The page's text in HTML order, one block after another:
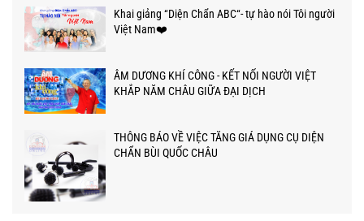
Khai giảng “Diện Chẩn ABC“- tự hào nói Tôi người
Việt Nam❤️
ÂM DƯƠNG KHÍ CÔNG - KẾT NỐI NGƯỜI VIỆT
KHẮP NĂM CHÂU GIỮA ĐẠI DỊCH
THÔNG BÁO VỀ VIỆC TĂNG GIÁ DỤNG CỤ DIỆN
CHẨN BÙI QUỐC CHÂU